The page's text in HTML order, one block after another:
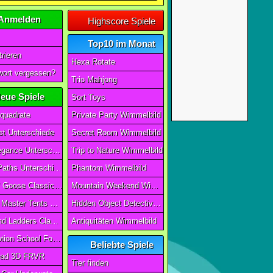
vergessen?
Spiele
Unterschiede
Art of Elegance Unterschiede
Ancient Paths Unterschiede
Game Of Goose Classic Edition
Camping Master Tents & Trees
Snake And Ladders Classic
Magic Potion School For Witch
3D FRVR
Highscore Spiele
Top10 im Monat
Hexa Rotate
Trio Mahjong
Sort Toys
Private Party Wimmelbild
Secret Room Wimmelbild
Trip to Nature Wimmelbild
Phantom Wimmelbild
Mountain Weekend Wimmelbild
Hidden Object Detective Story
Antiquitäten Wimmelbild
Beliebte Spiele
Tier finden